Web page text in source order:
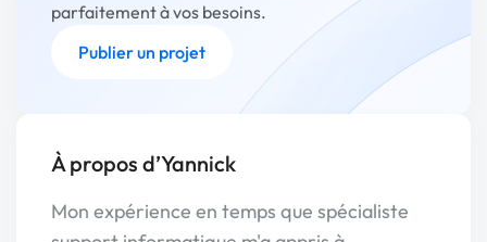
parfaitement à vos besoins.
Publier un projet
À propos d’Yannick
Mon expérience en temps que spécialiste